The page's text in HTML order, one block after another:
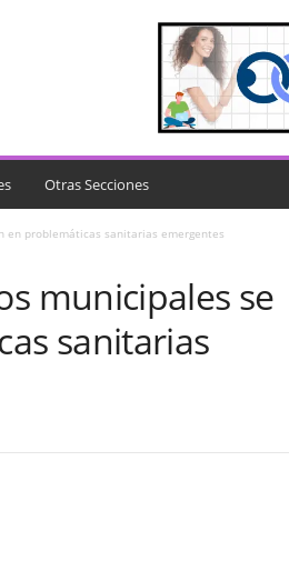
Otras Secciones
en problemáticas sanitarias emergentes
municipales se
sanitarias